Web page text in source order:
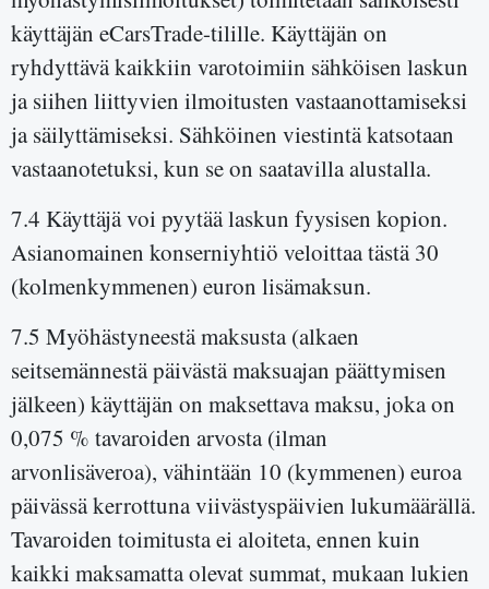
käyttäjän eCarsTrade-tilille. Käyttäjän on
ryhdyttävä kaikkiin varotoimiin sähköisen laskun
ja siihen liittyvien ilmoitusten vastaanottamiseksi
ja säilyttämiseksi. Sähköinen viestintä katsotaan
vastaanotetuksi, kun se on saatavilla alustalla.
7.4 Käyttäjä voi pyytää laskun fyysisen kopion.
Asianomainen konserniyhtiö veloittaa tästä 30
(kolmenkymmenen) euron lisämaksun.
7.5 Myöhästyneestä maksusta (alkaen
seitsemännestä päivästä maksuajan päättymisen
jälkeen) käyttäjän on maksettava maksu, joka on
0,075 % tavaroiden arvosta (ilman
arvonlisäveroa), vähintään 10 (kymmenen) euroa
päivässä kerrottuna viivästyspäivien lukumäärällä.
Tavaroiden toimitusta ei aloiteta, ennen kuin
kaikki maksamatta olevat summat, mukaan lukien